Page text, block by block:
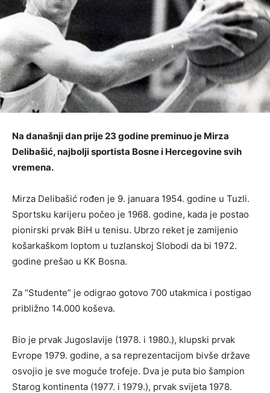
Na današnji dan prije 23 godine preminuo je Mirza
Delibašić, najbolji sportista Bosne i Hercegovine svih
vremena.
Mirza Delibašić rođen je 9. januara 1954. godine u Tuzli.
Sportsku karijeru počeo je 1968. godine, kada je postao
pionirski prvak BiH u tenisu. Ubrzo reket je zamijenio
košarkaškom loptom u tuzlanskoj Slobodi da bi 1972.
godine prešao u KK Bosna.
Za “Studente” je odigrao gotovo 700 utakmica i postigao
približno 14.000 koševa.
Bio je prvak Jugoslavije (1978. i 1980.), klupski prvak
Evrope 1979. godine, a sa reprezentacijom bivše države
osvojio je sve moguće trofeje. Dva je puta bio šampion
Starog kontinenta (1977. i 1979.), prvak svijeta 1978.